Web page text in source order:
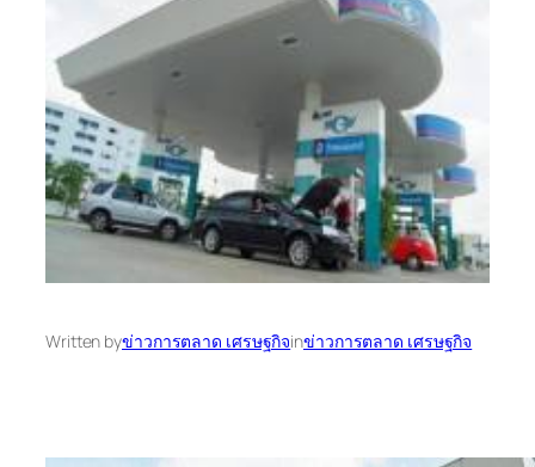
Written byข่าวการตลาด เศรษฐกิจinข่าวการตลาด เศรษฐกิจ